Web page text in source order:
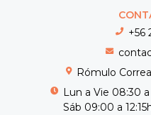
+56
Rómulo
Lun a Vie 08:30 a
Sáb 09:00 a